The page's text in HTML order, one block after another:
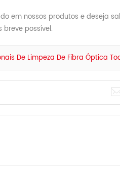
em nossos produtos e deseja
possível.
De Limpeza De Fibra Óptica